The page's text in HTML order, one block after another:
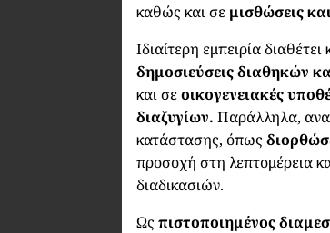
καθώς και σε μισθώσεις
Ιδιαίτερη εμπειρία
δημοσιεύσεις διαθηκών
και σεοικογενειακές
διαζυγίων. Παράλληλα,
κατάστασης, όπως
προσοχή στη λεπτομέρεια
διαδικασιών.
Ωςπιστοποιημένος